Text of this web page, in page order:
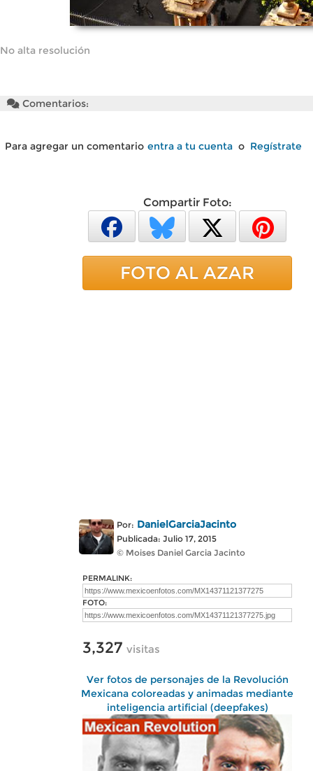
No alta resolución
Comentarios:
Para agregar un comentario entra a tu cuenta o Regístrate
Compartir Foto:
FOTO AL AZAR
Por: DanielGarciaJacinto
Publicada: Julio 17, 2015
© Moises Daniel Garcia Jacinto
PERMALINK:
FOTO:
3,327 visitas
Ver fotos de personajes de la Revolución
Mexicana coloreadas y animadas mediante
inteligencia artificial (deepfakes)